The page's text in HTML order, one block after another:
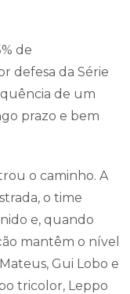
de
defesa da Série
de um
prazo e bem
o caminho. A
o time
e, quando
mantêm o nível
Gui Lobo e
tricolor, Leppo